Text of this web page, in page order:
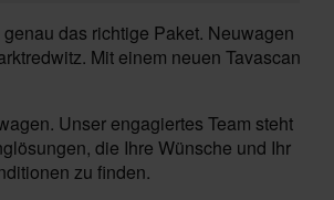
das richtige Paket. Neuwagen
Mit einem neuen Tavascan
Unser engagiertes Team steht
die Ihre Wünsche und Ihr
zu finden.